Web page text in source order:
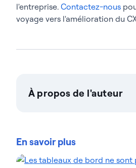
l'entreprise. Contactez-nous
voyage vers l'amélioration du
À propos de l'auteur
connaître les capacités
apporte plus de 20 ans
En savoir plus